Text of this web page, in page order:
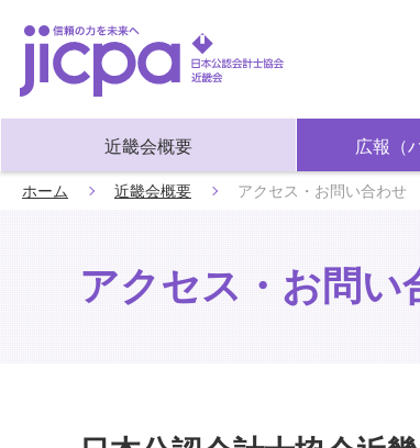
近畿会概要 広報（
ホーム 近畿会概要 アクセス・お問い合わせ
アクセス・お問い